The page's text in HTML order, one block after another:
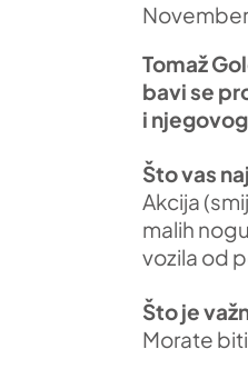
Tomaž
bavi se
i
Što vas
Akcija
malih
vozila od
Što je
Morate